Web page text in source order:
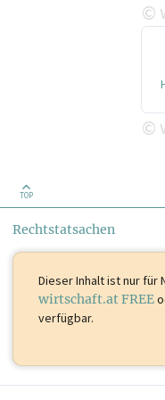
©
©
TOP
Rechtstatsachen
Dieser Inhalt istnur für
wirtschaft.at FREE
verfügbar.